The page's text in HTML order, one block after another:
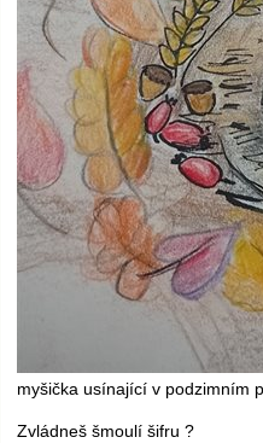
myšička usínající v podzimním
Zvládneš šmoulí šifru ?